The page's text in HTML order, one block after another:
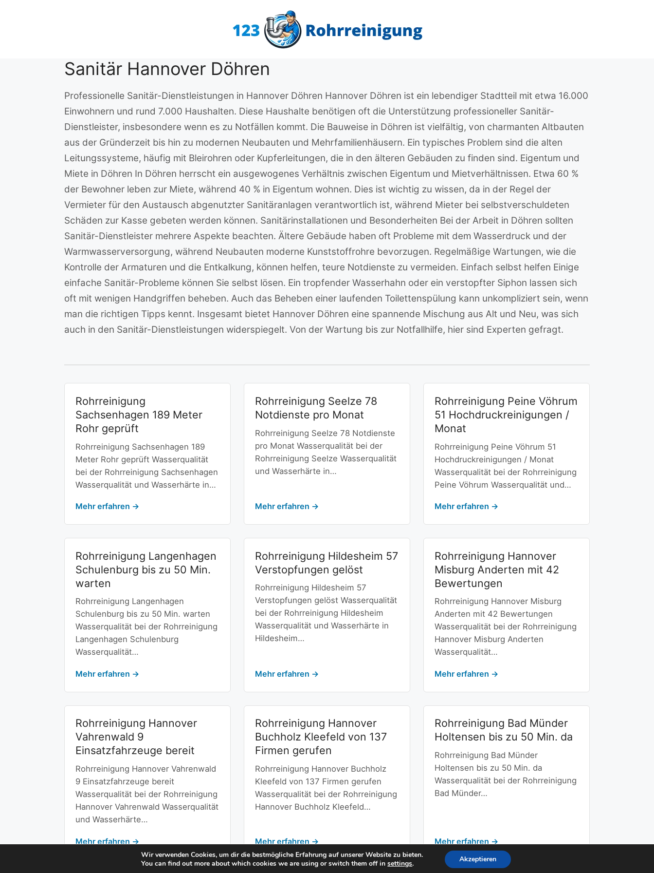
Sanitär Hannover Döhren
Professionelle Sanitär-Dienstleistungen in Hannover Döhren Hannover Döhren ist ein lebendiger Stadtteil mit etwa 16.000
Einwohnern und rund 7.000 Haushalten. Diese Haushalte benötigen oft die Unterstützung professioneller Sanitär-
Dienstleister, insbesondere wenn es zu Notfällen kommt. Die Bauweise in Döhren ist vielfältig, von charmanten Altbauten
aus der Gründerzeit bis hin zu modernen Neubauten und Mehrfamilienhäusern. Ein typisches Problem sind die alten
Leitungssysteme, häufig mit Bleirohren oder Kupferleitungen, die in den älteren Gebäuden zu finden sind. Eigentum und
Miete in Döhren In Döhren herrscht ein ausgewogenes Verhältnis zwischen Eigentum und Mietverhältnissen. Etwa 60 %
der Bewohner leben zur Miete, während 40 % in Eigentum wohnen. Dies ist wichtig zu wissen, da in der Regel der
Vermieter für den Austausch abgenutzter Sanitäranlagen verantwortlich ist, während Mieter bei selbstverschuldeten
Schäden zur Kasse gebeten werden können. Sanitärinstallationen und Besonderheiten Bei der Arbeit in Döhren sollten
Sanitär-Dienstleister mehrere Aspekte beachten. Ältere Gebäude haben oft Probleme mit dem Wasserdruck und der
Warmwasserversorgung, während Neubauten moderne Kunststoffrohre bevorzugen. Regelmäßige Wartungen, wie die
Kontrolle der Armaturen und die Entkalkung, können helfen, teure Notdienste zu vermeiden. Einfach selbst helfen Einige
einfache Sanitär-Probleme können Sie selbst lösen. Ein tropfender Wasserhahn oder ein verstopfter Siphon lassen sich
oft mit wenigen Handgriffen beheben. Auch das Beheben einer laufenden Toilettenspülung kann unkompliziert sein, wenn
man die richtigen Tipps kennt. Insgesamt bietet Hannover Döhren eine spannende Mischung aus Alt und Neu, was sich
auch in den Sanitär-Dienstleistungen widerspiegelt. Von der Wartung bis zur Notfallhilfe, hier sind Experten gefragt.
Rohrreinigung
Sachsenhagen 189 Meter
Rohr geprüft
Rohrreinigung Sachsenhagen 189
Meter Rohr geprüft Wasserqualität
bei der Rohrreinigung Sachsenhagen
Wasserqualität und Wasserhärte in…
Mehr erfahren →
Rohrreinigung Seelze 78
Notdienste pro Monat
Rohrreinigung Seelze 78 Notdienste
pro Monat Wasserqualität bei der
Rohrreinigung Seelze Wasserqualität
und Wasserhärte in…
Mehr erfahren →
Rohrreinigung Peine Vöhrum
51 Hochdruckreinigungen /
Monat
Rohrreinigung Peine Vöhrum 51
Hochdruckreinigungen / Monat
Wasserqualität bei der Rohrreinigung
Peine Vöhrum Wasserqualität und…
Mehr erfahren →
Rohrreinigung Langenhagen
Schulenburg bis zu 50 Min.
warten
Rohrreinigung Langenhagen
Schulenburg bis zu 50 Min. warten
Wasserqualität bei der Rohrreinigung
Langenhagen Schulenburg
Wasserqualität…
Mehr erfahren →
Rohrreinigung Hildesheim 57
Verstopfungen gelöst
Rohrreinigung Hildesheim 57
Verstopfungen gelöst Wasserqualität
bei der Rohrreinigung Hildesheim
Wasserqualität und Wasserhärte in
Hildesheim…
Mehr erfahren →
Rohrreinigung Hannover
Misburg Anderten mit 42
Bewertungen
Rohrreinigung Hannover Misburg
Anderten mit 42 Bewertungen
Wasserqualität bei der Rohrreinigung
Hannover Misburg Anderten
Wasserqualität…
Mehr erfahren →
Rohrreinigung Hannover
Vahrenwald 9
Einsatzfahrzeuge bereit
Rohrreinigung Hannover Vahrenwald
9 Einsatzfahrzeuge bereit
Wasserqualität bei der Rohrreinigung
Hannover Vahrenwald Wasserqualität
und Wasserhärte…
Mehr erfahren →
Rohrreinigung Hannover
Buchholz Kleefeld von 137
Firmen gerufen
Rohrreinigung Hannover Buchholz
Kleefeld von 137 Firmen gerufen
Wasserqualität bei der Rohrreinigung
Hannover Buchholz Kleefeld…
Mehr erfahren →
Rohrreinigung Bad Münder
Holtensen bis zu 50 Min. da
Rohrreinigung Bad Münder
Holtensen bis zu 50 Min. da
Wasserqualität bei der Rohrreinigung
Bad Münder…
Mehr erfahren →
© Copyright 2026 -Standorte-Impressum / Datenschutz
Wir verwenden Cookies, um dir die bestmögliche Erfahrung auf unserer Website zu bieten.
You can find out more about which cookies we are using or switch them off insettings. Akzeptieren